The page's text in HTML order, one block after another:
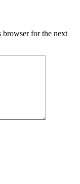
browser for the next